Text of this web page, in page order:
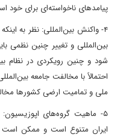
پیامدهای ناخواسته‌ای برای خود
۴- واکنش بین‌المللی: نظر به
بین‌المللی و تغییر چنین نظمی
شود و چنین رویکردی در نظام
احتمالاً با مخالفت جامعه
ملی و تمامیت ارضی کشورها
۵- ماهیت گروه‌های
ایران متنوع است و ممکن است